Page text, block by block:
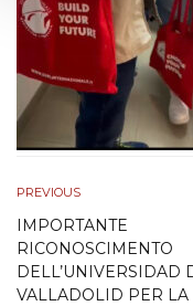
PREVIOUS
IMPORTANTE
RICONOSCIMENTO
DELL’UNIVERSIDAD
VALLADOLID PER LA